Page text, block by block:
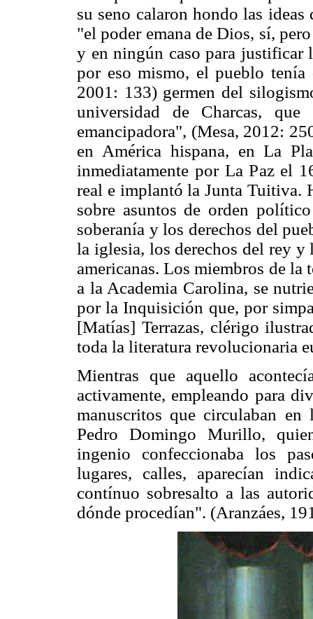
su seno calaron hondo las
"el poder emana de Dios, sí,
y en ningún caso para justificar
por eso mismo, el pueblo tenía
2001: 133) germen del
universidad de Charcas,
emancipadora", (Mesa, 2012:
en América hispana, en La
inmediatamente por La Paz el
real e implantó la Junta Tuitiva.
sobre asuntos de orden
soberanía y los derechos del
la iglesia, los derechos del rey
americanas. Los miembros de la
a la Academia Carolina, se
por la Inquisición que, por
[Matías] Terrazas, clérigo
toda la literatura revolucionaria
Mientras que aquello
activamente, empleando para
manuscritos que circulaban
Pedro Domingo Murillo,
ingenio confeccionaba los
lugares, calles, aparecían
contínuo sobresalto a las
dónde procedían". (Aranzáes,